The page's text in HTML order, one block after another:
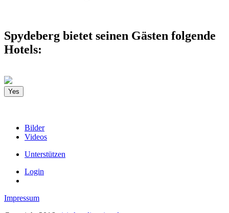
Spydeberg bietet seinen Gästen folgende
Hotels:
Yes
Bilder
Videos
Unterstützen
Login
Impressum